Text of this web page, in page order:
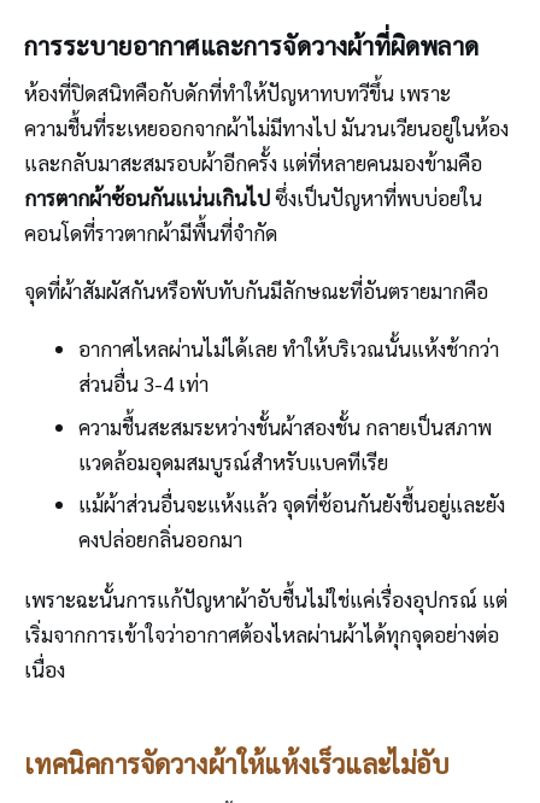
การระบายอากาศและการจัดวางผ้าที่ผิดพลาด
ห้องที่ปิดสนิทคือกับดักที่ทำให้ปัญหาทบทวีขึ้น เพราะ
ความชื้นที่ระเหยออกจากผ้าไม่มีทางไป มันวนเวียนอยู่ในห้อง
และกลับมาสะสมรอบผ้าอีกครั้ง แต่ที่หลายคนมองข้ามคือ
การตากผ้าซ้อนกันแน่นเกินไปซึ่งเป็นปัญหาที่พบบ่อยใน
คอนโดที่ราวตากผ้ามีพื้นที่จำกัด
จุดที่ผ้าสัมผัสกันหรือพับทับกันมีลักษณะที่อันตรายมากคือ
อากาศไหลผ่านไม่ได้เลย ทำให้บริเวณนั้นแห้งช้ากว่า
ส่วนอื่น 3-4 เท่า
ความชื้นสะสมระหว่างชั้นผ้าสองชั้น กลายเป็นสภาพ
แวดล้อมอุดมสมบูรณ์สำหรับแบคทีเรีย
แม้ผ้าส่วนอื่นจะแห้งแล้ว จุดที่ซ้อนกันยังชื้นอยู่และยัง
คงปล่อยกลิ่นออกมา
เพราะฉะนั้นการแก้ปัญหาผ้าอับชื้นไม่ใช่แค่เรื่องอุปกรณ์ แต่
เริ่มจากการเข้าใจว่าอากาศต้องไหลผ่านผ้าได้ทุกจุดอย่างต่อ
เนื่อง
เทคนิคการจัดวางผ้าให้แห้งเร็วและไม่อับ